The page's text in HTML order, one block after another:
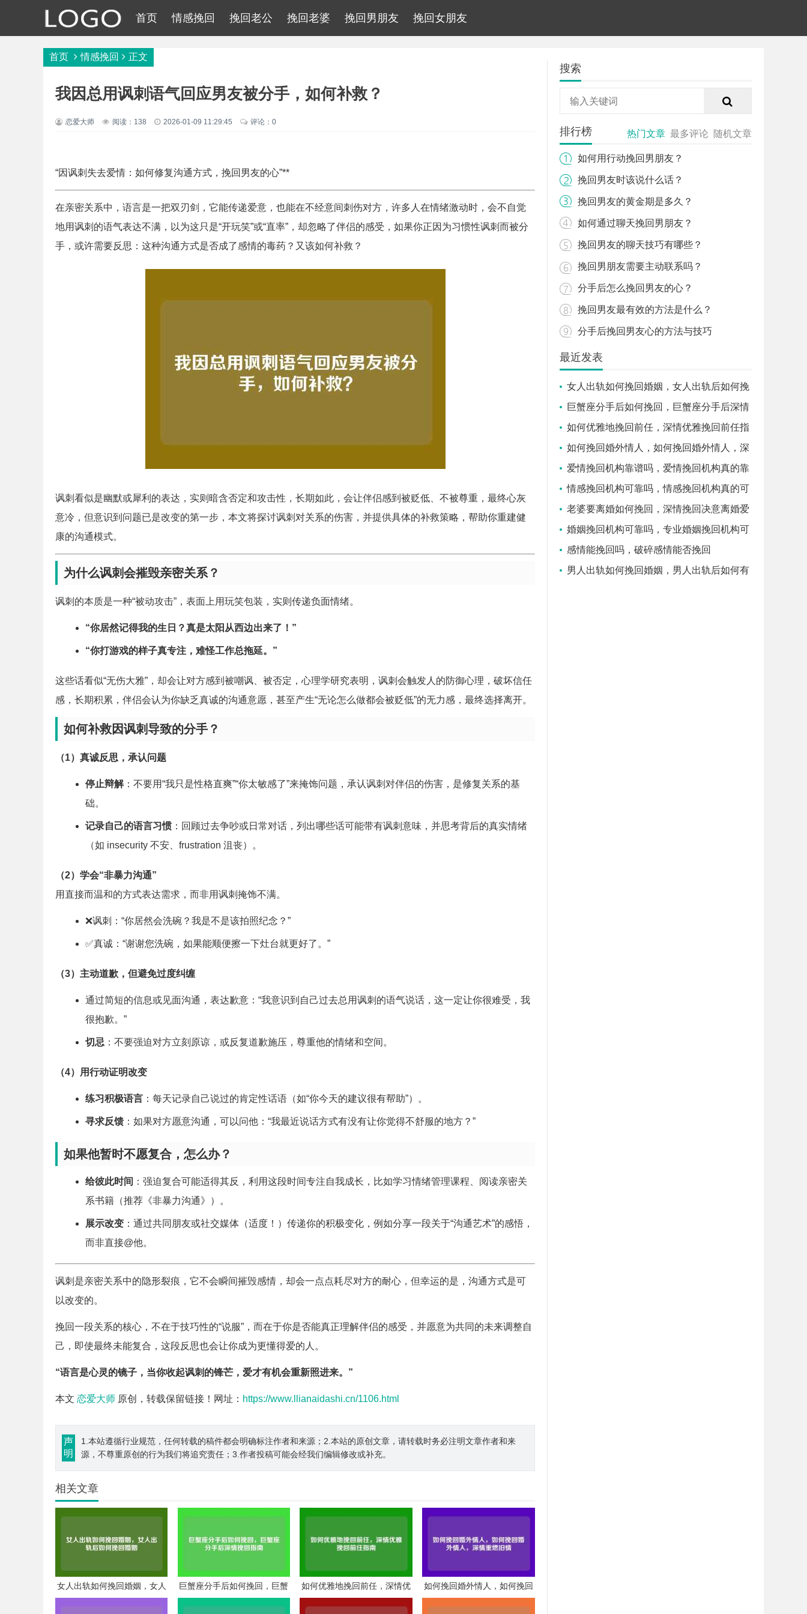
首页 情感挽回 挽回老公 挽回老婆 挽回男朋友 挽回女朋友
首页 情感挽回 正文
我因总用讽刺语气回应男友被分手，如何补救？
恋爱大师 阅读：138 2026-01-09 11:29:45 评论：0
“因讽刺失去爱情：如何修复沟通方式，挽回男友的心”**
在亲密关系中，语言是一把双刃剑，它能传递爱意，也能在不经意间刺伤对方，许多人在情绪激动时，会不自觉
地用讽刺的语气表达不满，以为这只是“开玩笑”或“直率”，却忽略了伴侣的感受，如果你正因为习惯性讽刺而被分
手，或许需要反思：这种沟通方式是否成了感情的毒药？又该如何补救？
讽刺看似是幽默或犀利的表达，实则暗含否定和攻击性，长期如此，会让伴侣感到被贬低、不被尊重，最终心灰
意冷，但意识到问题已是改变的第一步，本文将探讨讽刺对关系的伤害，并提供具体的补救策略，帮助你重建健
康的沟通模式。
为什么讽刺会摧毁亲密关系？
讽刺的本质是一种“被动攻击”，表面上用玩笑包装，实则传递负面情绪。
“你居然记得我的生日？真是太阳从西边出来了！”
“你打游戏的样子真专注，难怪工作总拖延。”
这些话看似“无伤大雅”，却会让对方感到被嘲讽、被否定，心理学研究表明，讽刺会触发人的防御心理，破坏信任
感，长期积累，伴侣会认为你缺乏真诚的沟通意愿，甚至产生“无论怎么做都会被贬低”的无力感，最终选择离开。
如何补救因讽刺导致的分手？
（1）真诚反思，承认问题
停止辩解：不要用“我只是性格直爽”“你太敏感了”来掩饰问题，承认讽刺对伴侣的伤害，是修复关系的基
础。
记录自己的语言习惯 ：回顾过去争吵或日常对话，列出哪些话可能带有讽刺意味，并思考背后的真实情绪
（如 insecurity 不安、frustration 沮丧）。
（2）学会“非暴力沟通”
用直接而温和的方式表达需求，而非用讽刺掩饰不满。
❌讽刺：“你居然会洗碗？我是不是该拍照纪念？”
✅真诚：“谢谢您洗碗，如果能顺便擦一下灶台就更好了。”
（3）主动道歉，但避免过度纠缠
通过简短的信息或见面沟通，表达歉意：“我意识到自己过去总用讽刺的语气说话，这一定让你很难受，我
很抱歉。”
切忌 ：不要强迫对方立刻原谅，或反复道歉施压，尊重他的情绪和空间。
（4）用行动证明改变
练习积极语言 ：每天记录自己说过的肯定性话语（如“你今天的建议很有帮助”）。
寻求反馈 ：如果对方愿意沟通，可以问他：“我最近说话方式有没有让你觉得不舒服的地方？”
如果他暂时不愿复合，怎么办？
给彼此时间 ：强迫复合可能适得其反，利用这段时间专注自我成长，比如学习情绪管理课程、阅读亲密关
系书籍（推荐《非暴力沟通》）。
展示改变 ：通过共同朋友或社交媒体（适度！）传递你的积极变化，例如分享一段关于“沟通艺术”的感悟，
而非直接@他。
讽刺是亲密关系中的隐形裂痕，它不会瞬间摧毁感情，却会一点点耗尽对方的耐心，但幸运的是，沟通方式是可
以改变的。
挽回一段关系的核心，不在于技巧性的“说服”，而在于你是否能真正理解伴侣的感受，并愿意为共同的未来调整自
己，即使最终未能复合，这段反思也会让你成为更懂得爱的人。
“语言是心灵的镜子，当你收起讽刺的锋芒，爱才有机会重新照进来。”
本文 恋爱大师 原创，转载保留链接！网址： https://www.llianaidashi.cn/1106.html
声
明
1.本站遵循行业规范，任何转载的稿件都会明确标注作者和来源；2.本站的原创文章，请转载时务必注明文章作者和来
源，不尊重原创的行为我们将追究责任；3.作者投稿可能会经我们编辑修改或补充。
相关文章
女人出轨如何挽回婚姻，女人
出轨后如何挽回婚姻
巨蟹座分手后如何挽回，巨蟹
座分手后深情挽回指南
如何优雅地挽回前任，深情优
雅挽回前任指南
如何挽回婚外情人，如何挽回
婚外情人，深情重燃旧情
搜索
排行榜 热门文章 最多评论 随机文章
如何用行动挽回男朋友？
挽回男友时该说什么话？
挽回男友的黄金期是多久？
如何通过聊天挽回男朋友？
挽回男友的聊天技巧有哪些？
挽回男朋友需要主动联系吗？
分手后怎么挽回男友的心？
挽回男友最有效的方法是什么？
分手后挽回男友心的方法与技巧
最近发表
女人出轨如何挽回婚姻，女人出轨后如何挽
回婚姻
巨蟹座分手后如何挽回，巨蟹座分手后深情
挽回指南
如何优雅地挽回前任，深情优雅挽回前任指
南如何挽回婚外情人，如何挽回婚外情人，深
情重燃旧情
爱情挽回机构靠谱吗，爱情挽回机构真的靠
谱吗
情感挽回机构可靠吗，情感挽回机构真的可
靠吗
老婆要离婚如何挽回，深情挽回决意离婚爱
妻攻略
婚姻挽回机构可靠吗，专业婚姻挽回机构可
靠吗
感情能挽回吗，破碎感情能否挽回
男人出轨如何挽回婚姻，男人出轨后如何有